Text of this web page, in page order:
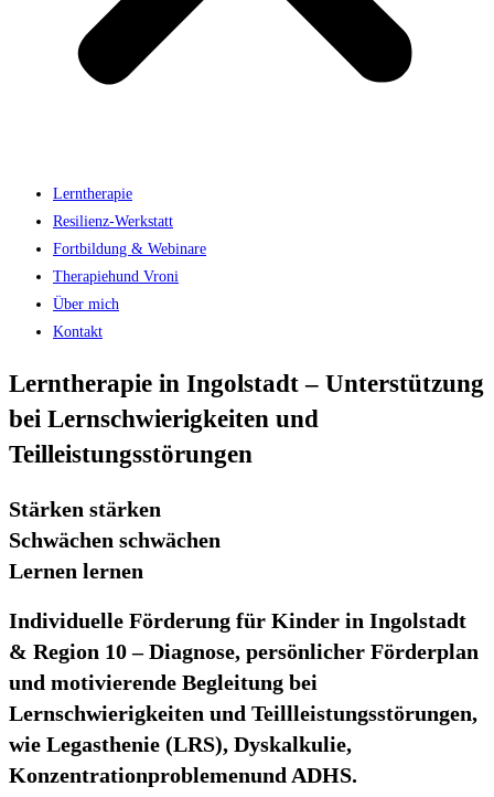
Lerntherapie
Resilienz-Werkstatt
Fortbildung & Webinare
Therapiehund Vroni
Über mich
Kontakt
Lerntherapie in Ingolstadt – Unterstützung
bei Lernschwierigkeiten und
Teilleistungsstörungen
Stärken stärken
Schwächen schwächen
Lernen lernen
Individuelle Förderung für Kinder in Ingolstadt
& Region 10 – Diagnose, persönlicher Förderplan
und motivierende Begleitung bei
Lernschwierigkeiten und Teillleistungsstörungen,
wie Legasthenie (LRS), Dyskalkulie,
Konzentrationproblemenund ADHS.